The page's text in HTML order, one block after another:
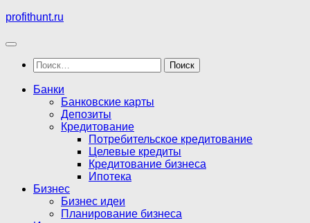
Перейти
содержимому
profithunt.ru
Найти:
Банки
Банковские карты
Депозиты
Кредитование
Потребительское кредитование
Целевые кредиты
Кредитование бизнеса
Ипотека
Бизнес
Бизнес идеи
Планирование бизнеса